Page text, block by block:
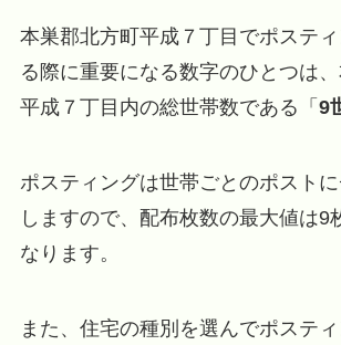
本巣郡北方町平成７丁目でポステ
る際に重要になる数字のひとつは、
平成７丁目内の総世帯数である「 9
ポスティングは世帯ごとのポスト
しますので、配布枚数の最大値は9
なります。
また、住宅の種別を選んでポステ